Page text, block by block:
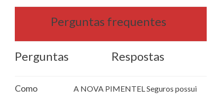
Perguntas frequentes
Perguntas Respostas
Como
A NOVA PIMENTEL Seguros possui